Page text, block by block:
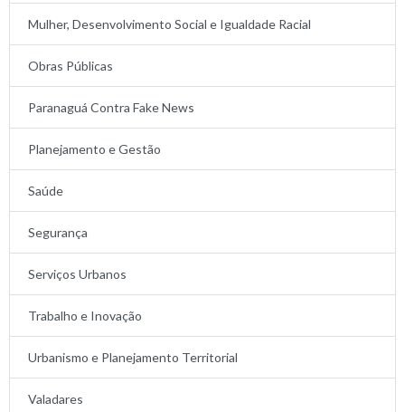
Mulher, Desenvolvimento Social e Igualdade Racial
Obras Públicas
Paranaguá Contra Fake News
Planejamento e Gestão
Saúde
Segurança
Serviços Urbanos
Trabalho e Inovação
Urbanismo e Planejamento Territorial
Valadares